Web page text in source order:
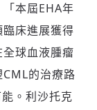
本屆EHA年
床進展獲得
球血液腫瘤
的治療路
。利沙托克